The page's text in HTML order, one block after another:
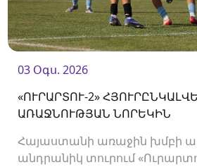
03 Օգս. 2026
«ՈՒՐԱՐՏՈՒ-2»
ԱՌԱՋՆՈՒԹՅԱՆ ՆՈՐԵԿԻՆ
Հայաստանի առաջին խմբի
անդրանիկ տուրում